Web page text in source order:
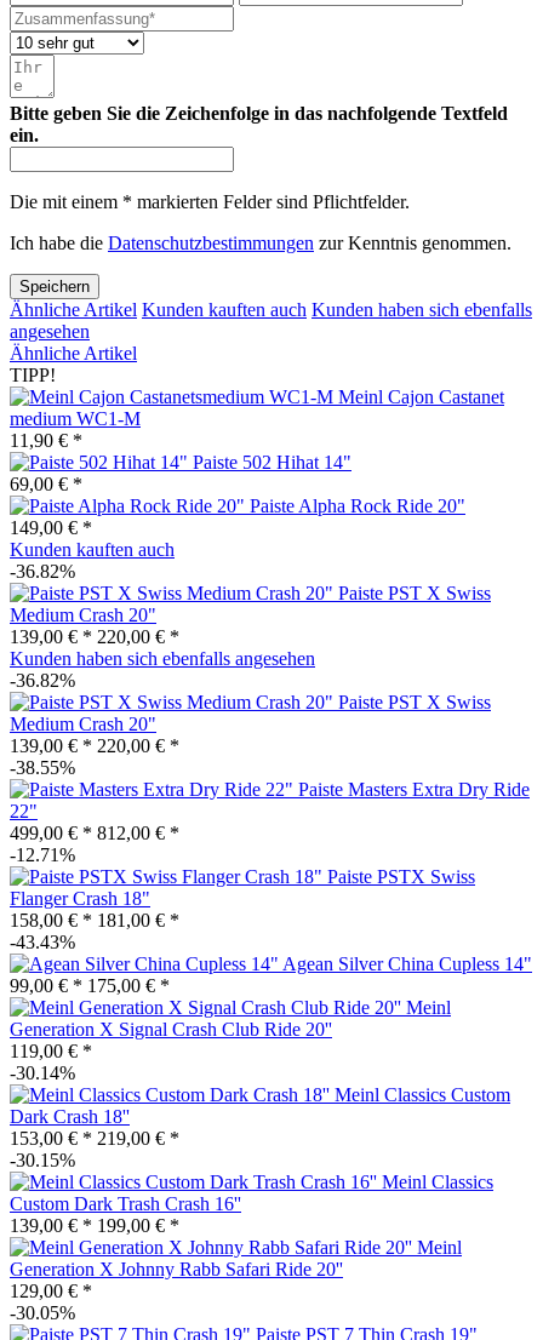
Bitte geben Sie die Zeichenfolge in das nachfolgende Textfeld
ein.
Die mit einem * markierten Felder sind Pflichtfelder.
Ich habe die Datenschutzbestimmungen zur Kenntnis genommen.
Speichern
Ähnliche Artikel Kunden kauften auch Kunden haben sich ebenfalls
angesehen
Ähnliche Artikel
TIPP!
Meinl Cajon Castanet
medium WC1-M
11,90 € *
Paiste 502 Hihat 14"
69,00 € *
Paiste Alpha Rock Ride 20"
149,00 € *
Kunden kauften auch
-36.82%
Paiste PST X Swiss
Medium Crash 20"
139,00 € * 220,00 € *
Kunden haben sich ebenfalls angesehen
-36.82%
Paiste PST X Swiss
Medium Crash 20"
139,00 € * 220,00 € *
-38.55%
Paiste Masters Extra Dry Ride
22"
499,00 € * 812,00 € *
-12.71%
Paiste PSTX Swiss
Flanger Crash 18"
158,00 € * 181,00 € *
-43.43%
Agean Silver China Cupless 14"
99,00 € * 175,00 € *
Meinl
Generation X Signal Crash Club Ride 20''
119,00 € *
-30.14%
Meinl Classics Custom
Dark Crash 18''
153,00 € * 219,00 € *
-30.15%
Meinl Classics
Custom Dark Trash Crash 16''
139,00 € * 199,00 € *
Meinl
Generation X Johnny Rabb Safari Ride 20''
129,00 € *
-30.05%
Paiste PST 7 Thin Crash 19"